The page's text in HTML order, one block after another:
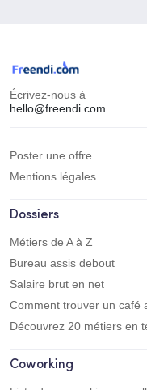
Écrivez-nous à
hello@freendi.com
Poster une offre
Mentions légales
Dossiers
Métiers de A à Z
Bureau assis debout
Salaire brut en net
Comment trouver un café
Découvrez 20 métiers en
Coworking